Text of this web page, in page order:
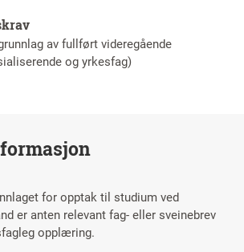
av fullført videregående
og yrkesfag)
for opptak til studium ved
er anten relevant fag- eller sveinebrev
opplæring.